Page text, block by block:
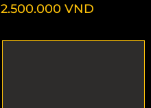
2.500.000 VND